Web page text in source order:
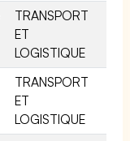
TRANSPORT
ET
LOGISTIQUE
TRANSPORT
ET
LOGISTIQUE